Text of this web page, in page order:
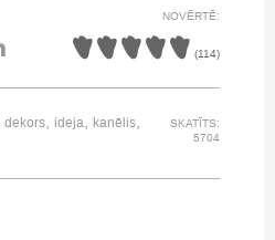
NOVĒRTĒ:
(114)
dekors, ideja, kanēlis,
SKATĪTS:
5704